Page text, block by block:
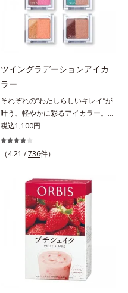
としてお使いいただく場合や、お肌
の状態に合わせて毎日お使いいただ
いても問題ありません。【ご使用方
法】①適量(さくらんぼ 1粒程度)を
を描くように、よくなじませます。
②指先の感触が軽くなったら、水ま
たはぬるま湯でよく洗い流します。
※W洗顔は不要です。
けのケアなので、夏対策にありがち
な不快感やストレスは無し！ 時短
ケアにもなるため、忙しい方にもお
に早速、毎日2粒（目安）の新習慣
を始めましょう。* 紫外線などによ
り失われるビタミンCを中心とした
栄養成分の補給
ツイングラデーションアイカ
ラー
それぞれの“わたしらしいキレイ”が
叶う、軽やかに彩るアイカラー。そ
れぞれの“わたしに似合う！”を叶え
る、絶妙な2色セットのデイリーア
イカラーです。自由に使い回せる濃
ョンが作れて、瞳の印象を確実に
UP。重ね方次第で印象の異なる仕
上がりが可能で、毎日のメイクがも
っと楽しくなります。それぞれの肌
色を考えたこだわりの色設計だか
ら、冒険カラーも肌にすんなりなじ
み、立体的で華やかな目元に仕上が
ります。容器の中でプレスされた粉
税込1,100円
（4.21 /736件）